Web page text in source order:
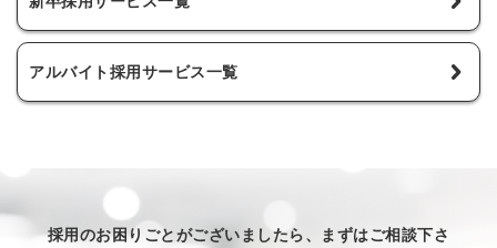
アルバイト採用サービス一覧
採用のお困りごとがございましたら、まずはご相談下さ